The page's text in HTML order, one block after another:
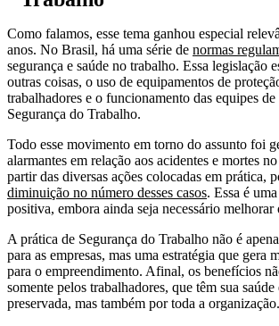
Como falamos, esse tema ganhou especial
anos. No Brasil, há uma série de normas
segurança e saúde no trabalho. Essa legislação
outras coisas, o uso de equipamentos de
trabalhadores e o funcionamento das equipes
Segurança do Trabalho.
Todo esse movimento em torno do assunto foi
alarmantes em relação aos acidentes e mortes
partir das diversas ações colocadas em prática,
diminuição no número desses casos. Essa é
positiva, embora ainda seja necessário melhorar
A prática de Segurança do Trabalho não é
para as empresas, mas uma estratégia que gera
para o empreendimento. Afinal, os benefícios
somente pelos trabalhadores, que têm sua
preservada, mas também por toda a organização.